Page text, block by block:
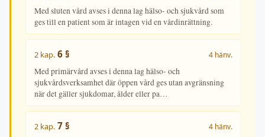
Med sluten vård avses i denna lag hälso- och sjukvård som
ges till en patient som är intagen vid en vårdinrättning.
2 kap. 6 § 4 hänv.
Med primärvård avses i denna lag hälso- och
sjukvårdsverksamhet där öppen vård ges utan avgränsning
när det gäller sjukdomar, ålder eller pa…
2 kap. 7 § 4 hänv.